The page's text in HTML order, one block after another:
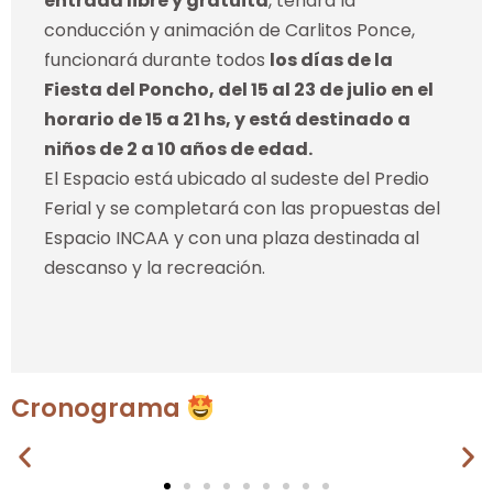
conducción y animación de Carlitos Ponce,
funcionará durante todos los días de la
Fiesta del Poncho, del 15 al 23 de julio en el
horario de 15 a 21 hs, y está destinado a
niños de 2 a 10 años de edad.
El Espacio está ubicado al sudeste del Predio
Ferial y se completará con las propuestas del
Espacio INCAA y con una plaza destinada al
descanso y la recreación.
Cronograma